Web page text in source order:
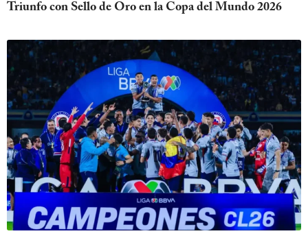
Triunfo con Sello de Oro en la Copa del Mundo 2026